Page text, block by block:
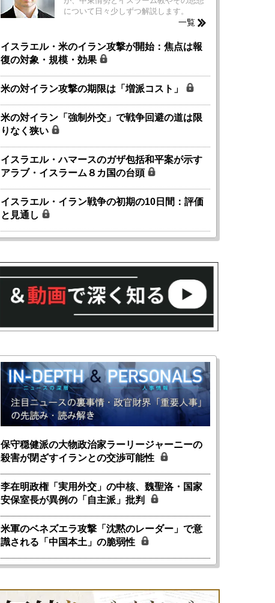
について日々少しずつ解説します。
一覧
イスラエル・米のイラン攻撃が開始：焦点は報
復の対象・規模・効果
米の対イラン攻撃の期限は「増派コスト」
米の対イラン「強制外交」で戦争回避の道は限
りなく狭い
イスラエル・ハマースのガザ包括和平案が示す
アラブ・イスラーム８カ国の台頭
イスラエル・イラン戦争の初期の10日間：評価
と見通し
保守穏健派の大物政治家ラーリージャーニーの
殺害が閉ざすイランとの交渉可能性
李在明政権「実用外交」の中核、魏聖洛・国家
安保室長が異例の「自主派」批判
米軍のベネズエラ攻撃「沈黙のレーダー」で意
識される「中国本土」の脆弱性